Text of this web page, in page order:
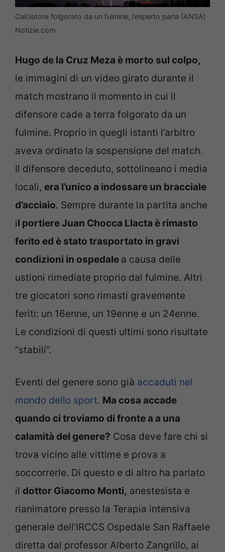
Calciatore folgorato da un fulmine, l’esperto parla (ANSA)
Notizie.com
Hugo de la Cruz Meza è morto sul colpo,
le immagini di un video girato durante il
match mostrano il momento in cui il
difensore cade a terra folgorato da un
fulmine. Proprio in quegli istanti l’arbitro
aveva ordinato la sospensione del match.
Il difensore deceduto, sottolineano i media
locali, era l’unico a indossare un bracciale
d’acciaio. Sempre durante la partita anche
il portiere Juan Chocca Llacta è rimasto
ferito ed è stato trasportato in gravi
condizioni in ospedale a causa delle
ustioni rimediate proprio dal fulmine. Altri
tre giocatori sono rimasti gravemente
feriti: un 16enne, un 19enne e un 24enne.
Le condizioni di questi ultimi sono risultate
“stabili”.
Eventi del genere sono già accaduti nel
mondo dello sport. Ma cosa accade
quando ci troviamo di fronte a a una
calamità del genere? Cosa deve fare chi si
trova vicino alle vittime e prova a
soccorrerle. Di questo e di altro ha parlato
il dottor Giacomo Monti, anestesista e
rianimatore presso la Terapia intensiva
generale dell’IRCCS Ospedale San Raffaele
diretta dal professor Alberto Zangrillo, ai